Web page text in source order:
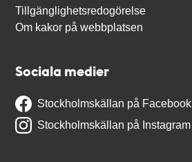
Tillgänglighetsredogörelse
Om kakor på webbplatsen
Sociala medier
Stockholmskällan på Facebook
Stockholmskällan på Instagram